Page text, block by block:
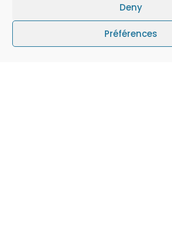
Deny
Préférences
LE CHAMPS À OISON
Saveuse - 80